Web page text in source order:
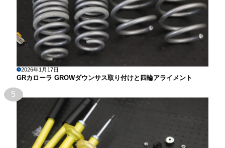
2026年1月17日
GRカローラ GROWダウンサス取り付けと四輪アライメント
5